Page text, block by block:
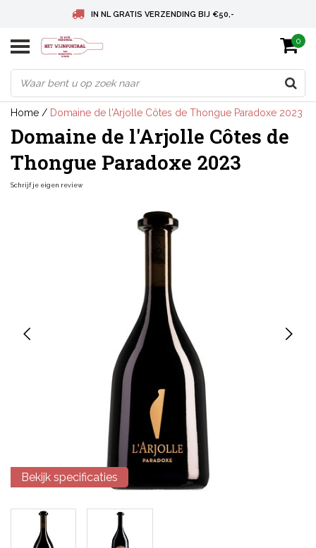
IN NL GRATIS VERZENDING BIJ €50,-
BELGIE GRATIS VERZENDING BIJ € 75
DEUTSCHLAND VERSANDKOSTENFREI AB € 75
0
Home / Domaine de l'Arjolle Côtes de Thongue Paradoxe 2023
Domaine de l'Arjolle Côtes de
Thongue Paradoxe 2023
Schrijf je eigen review
Bekijk specificaties